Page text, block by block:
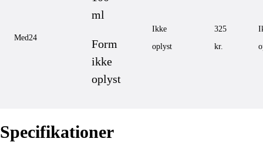
Med24
ml
Form
ikke
oplyst
Ikke
oplyst
325
kr.
Specifikationer